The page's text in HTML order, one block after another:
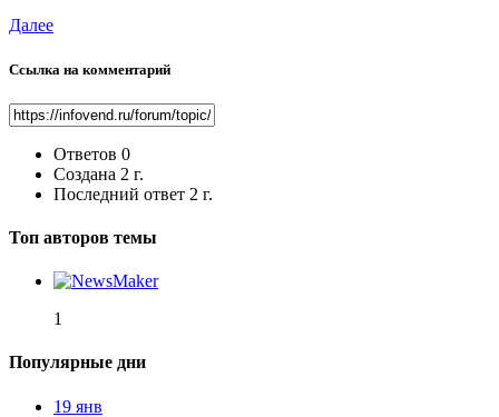
Далее
Ссылка на комментарий
Ответов 0
Создана 2 г.
Последний ответ 2 г.
Топ авторов темы
1
Популярные дни
19 янв